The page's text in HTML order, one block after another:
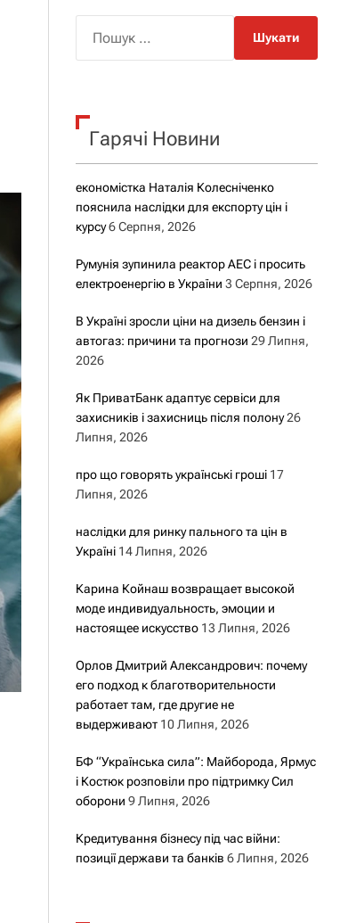
р
о
у
к
Гарячі Новини
економістка Наталія Колесніченко
пояснила наслідки для експорту цін і
курсу 6 Серпня, 2026
Румунія зупинила реактор АЕС і просить
електроенергію в України 3 Серпня, 2026
В Україні зросли ціни на дизель бензин і
автогаз: причини та прогнози 29 Липня,
2026
Як ПриватБанк адаптує сервіси для
захисників і захисниць після полону 26
Липня, 2026
про що говорять українські гроші 17
Липня, 2026
наслідки для ринку пального та цін в
Україні 14 Липня, 2026
Карина Койнаш возвращает высокой
моде индивидуальность, эмоции и
настоящее искусство 13 Липня, 2026
Орлов Дмитрий Александрович: почему
его подход к благотворительности
работает там, где другие не
выдерживают 10 Липня, 2026
БФ “Українська сила”: Майборода, Ярмус
і Костюк розповіли про підтримку Сил
оборони 9 Липня, 2026
Кредитування бізнесу під час війни:
позиції держави та банків 6 Липня, 2026